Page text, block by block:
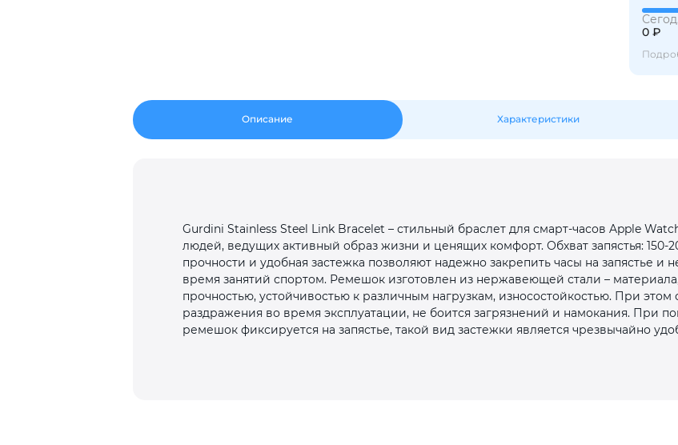
0 ₽
Описание Характеристики
Gurdini Stainless Steel Link Bracelet – стильный браслет для смарт-часов Apple
людей, ведущих активный образ жизни и ценящих комфорт. Обхват запястья:
прочности и удобная застежка позволяют надежно закрепить часы на запястье и
время занятий спортом. Ремешок изготовлен из нержавеющей стали –
прочностью, устойчивостью к различным нагрузкам, износостойкостью. При
раздражения во время эксплуатации, не боится загрязнений и намокания. При
ремешок фиксируется на запястье, такой вид застежки является чрезвычайно
Подробнее
25
раз в
недели
Остались вопросы?
8 800 302-02-51
plait.ru